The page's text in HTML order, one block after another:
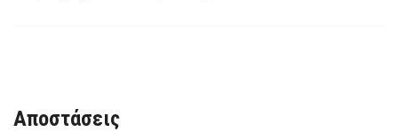
Αποστάσεις